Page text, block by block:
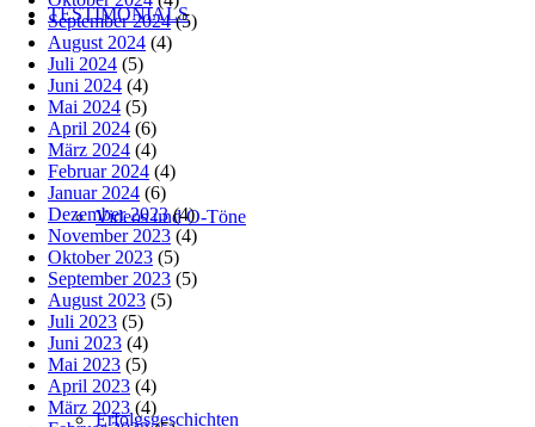
TESTIMONIALS
Videos und O-Töne
Erfolgsgeschichten
September 2024(5)
August 2024 (4)
Juli 2024 (5)
Juni 2024 (4)
Mai 2024 (5)
April 2024 (6)
März 2024 (4)
Februar 2024 (4)
Januar 2024 (6)
Dezember 2023(4)
November 2023 (4)
Oktober 2023 (5)
September 2023 (5)
August 2023 (5)
Juli 2023 (5)
Juni 2023 (4)
Mai 2023 (5)
April 2023 (4)
März 2023 (4)